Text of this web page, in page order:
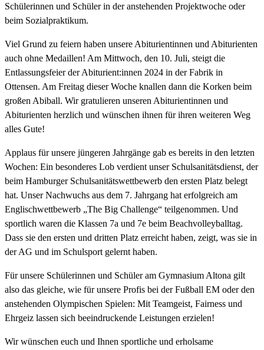
Schülerinnen und Schüler in der anstehenden Projektwoche oder
beim Sozialpraktikum.
Viel Grund zu feiern haben unsere Abiturientinnen und Abiturienten
auch ohne Medaillen! Am Mittwoch, den 10. Juli, steigt die
Entlassungsfeier der Abiturient:innen 2024 in der Fabrik in
Ottensen. Am Freitag dieser Woche knallen dann die Korken beim
großen Abiball. Wir gratulieren unseren Abiturientinnen und
Abiturienten herzlich und wünschen ihnen für ihren weiteren Weg
alles Gute!
Applaus für unsere jüngeren Jahrgänge gab es bereits in den letzten
Wochen: Ein besonderes Lob verdient unser Schulsanitätsdienst, der
beim Hamburger Schulsanitätswettbewerb den ersten Platz belegt
hat. Unser Nachwuchs aus dem 7. Jahrgang hat erfolgreich am
Englischwettbewerb „The Big Challenge“ teilgenommen. Und
sportlich waren die Klassen 7a und 7e beim Beachvolleyballtag.
Dass sie den ersten und dritten Platz erreicht haben, zeigt, was sie in
der AG und im Schulsport gelernt haben.
Für unsere Schülerinnen und Schüler am Gymnasium Altona gilt
also das gleiche, wie für unsere Profis bei der Fußball EM oder den
anstehenden Olympischen Spielen: Mit Teamgeist, Fairness und
Ehrgeiz lassen sich beeindruckende Leistungen erzielen!
Wir wünschen euch und Ihnen sportliche und erholsame